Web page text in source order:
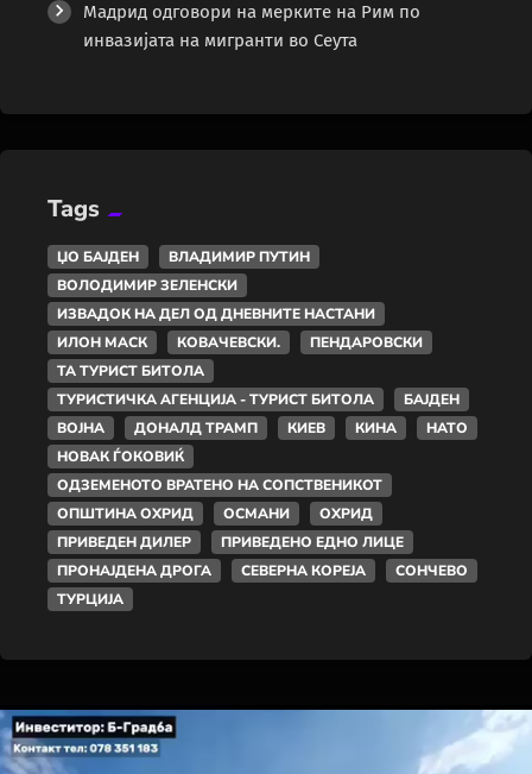
Мадрид одговори на мерките на Рим по
инвазијата на мигранти во Сеута
Tags
ЏО БАЈДЕН
ВЛАДИМИР ПУТИН
ВОЛОДИМИР ЗЕЛЕНСКИ
ИЗВАДОК НА ДЕЛ ОД ДНЕВНИТЕ НАСТАНИ
ИЛОН МАСК
КОВАЧЕВСКИ.
ПЕНДАРОВСКИ
ТА ТУРИСТ БИТОЛА
ТУРИСТИЧКА АГЕНЦИЈА - ТУРИСТ БИТОЛА
БАЈДЕН
ВОЈНА
ДОНАЛД ТРАМП КИЕВ КИНА
НАТО
НОВАК ЃОКОВИЌ
ОДЗЕМЕНОТО ВРАТЕНО НА СОПСТВЕНИКОТ
ОПШТИНА ОХРИД
ОСМАНИ
ОХРИД
ПРИВЕДЕН ДИЛЕР
ПРИВЕДЕНО ЕДНО ЛИЦЕ
ПРОНАЈДЕНА ДРОГА
СЕВЕРНА КОРЕЈА
СОНЧЕВО
ТУРЦИЈА